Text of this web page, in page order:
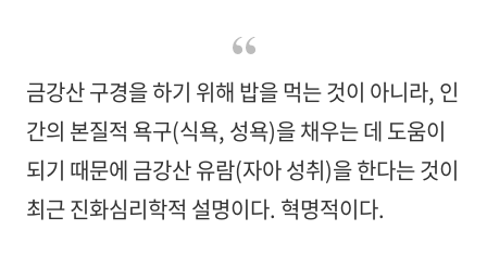
금강산 구경을 하기 위해 밥을 먹는 것이 아니라, 인
간의 본질적 욕구(식욕, 성욕)을 채우는 데 도움이
되기 때문에 금강산 유람(자아 성취)을 한다는 것이
최근 진화심리학적 설명이다. 혁명적이다.